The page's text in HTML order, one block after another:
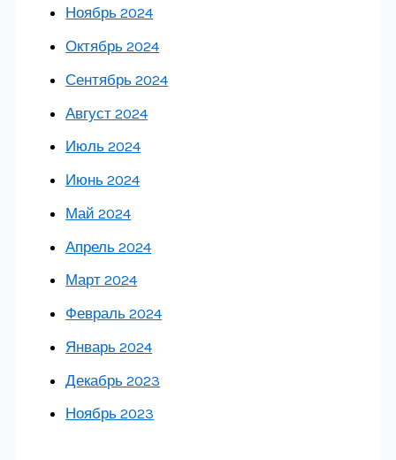
Ноябрь 2024
Октябрь 2024
Сентябрь 2024
Август 2024
Июль 2024
Июнь 2024
Май 2024
Апрель 2024
Март 2024
Февраль 2024
Январь 2024
Декабрь 2023
Ноябрь 2023